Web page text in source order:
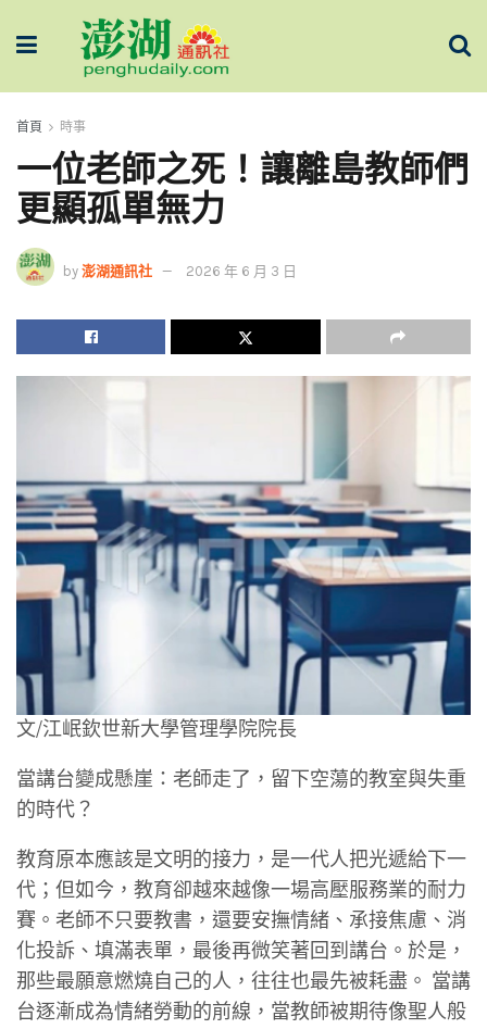
首頁 時事
一位老師之死！讓離島教師們
更顯孤單無力
by 澎湖通訊社 2026 年 6 月 3 日
文/江岷欽世新大學管理學院院長
當講台變成懸崖：老師走了，留下空蕩的教室與失重
的時代？
教育原本應該是文明的接力，是一代人把光遞給下一
代；但如今，教育卻越來越像一場高壓服務業的耐力
賽。老師不只要教書，還要安撫情緒、承接焦慮、消
化投訴、填滿表單，最後再微笑著回到講台。於是，
那些最願意燃燒自己的人，往往也最先被耗盡。 當講
台逐漸成為情緒勞動的前線，當教師被期待像聖人般